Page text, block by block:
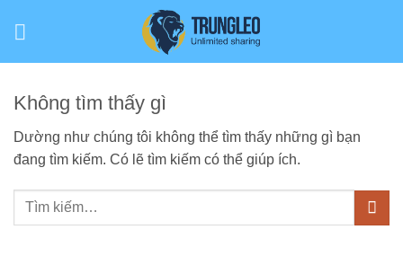
Không tìm thấy gì
Dường như chúng tôi không thể tìm thấy những gì bạn
đang tìm kiếm. Có lẽ tìm kiếm có thể giúp ích.